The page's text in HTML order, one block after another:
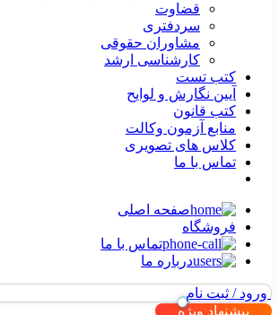
قضاوت
سردفتری
مشاوران حقوقی
کارشناسی ارشد
کتب تست
آیین نگارش و لوایح
کتب قانون
منابع آزمون وکالت
کلاس های تصویری
تماس با ما
صفحه اصلی
فروشگاه
تماس با ما
درباره ما
ورود / ثبت نام
پیشنهاد ویژه